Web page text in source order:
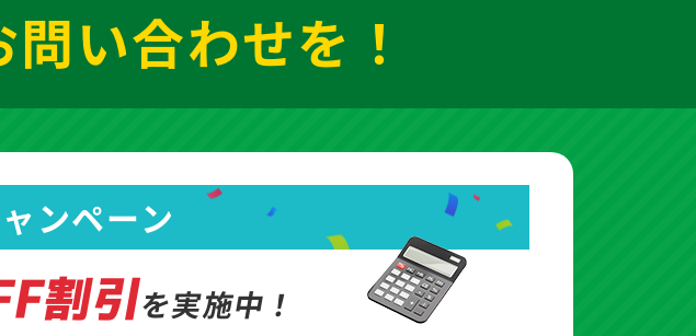
い合わせを！
ンペーン
割引を実施中！